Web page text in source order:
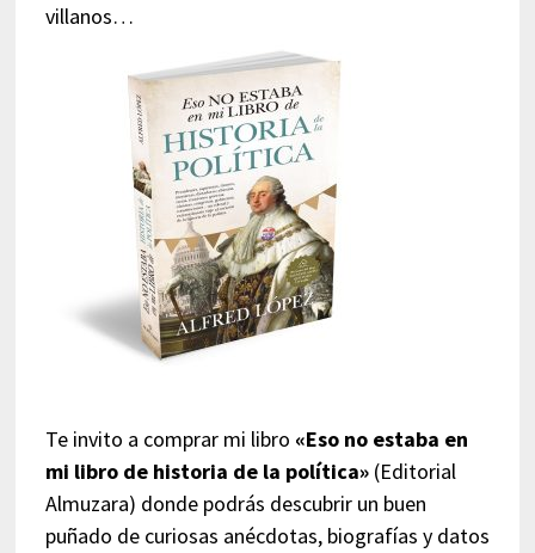
villanos…
Te invito a comprar mi libro «Eso no estaba en
mi libro de historia de la política»(Editorial
Almuzara) donde podrás descubrir un buen
puñado de curiosas anécdotas, biografías y datos